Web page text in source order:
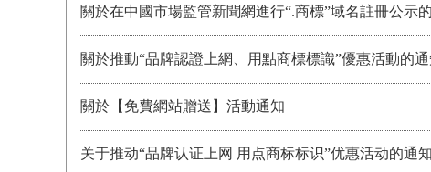
關於在中國市場監管新聞網進行“.商標”域名註冊公示
關於推動“品牌認證上網、用點商標標識”優惠活動的
關於【免費網站贈送】活動通知
关于推动“品牌认证上网 用点商标标识”优惠活动的通知